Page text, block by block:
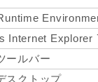
Internet Explorer
ールバー
スクトップ